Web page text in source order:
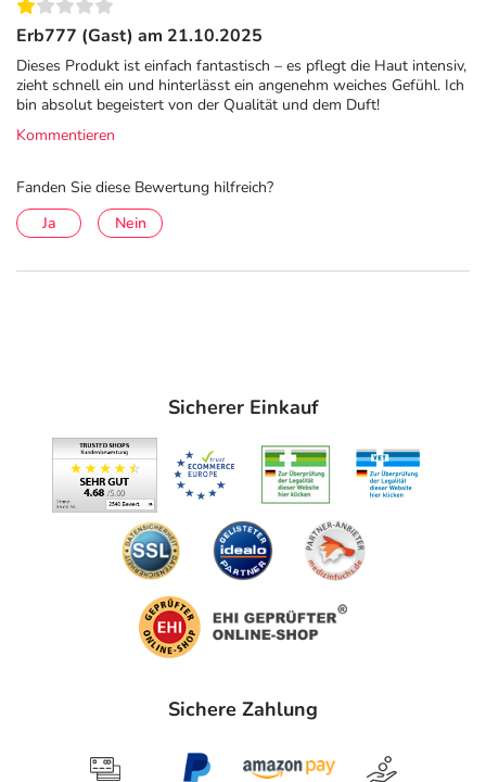
Erb777 (Gast) am 21.10.2025
Dieses Produkt ist einfach fantastisch – es pflegt die Haut intensiv,
zieht schnell ein und hinterlässt ein angenehm weiches Gefühl. Ich
bin absolut begeistert von der Qualität und dem Duft!
Kommentieren
Fanden Sie diese Bewertung hilfreich?
Ja
Nein
Sicherer Einkauf
Sichere Zahlung